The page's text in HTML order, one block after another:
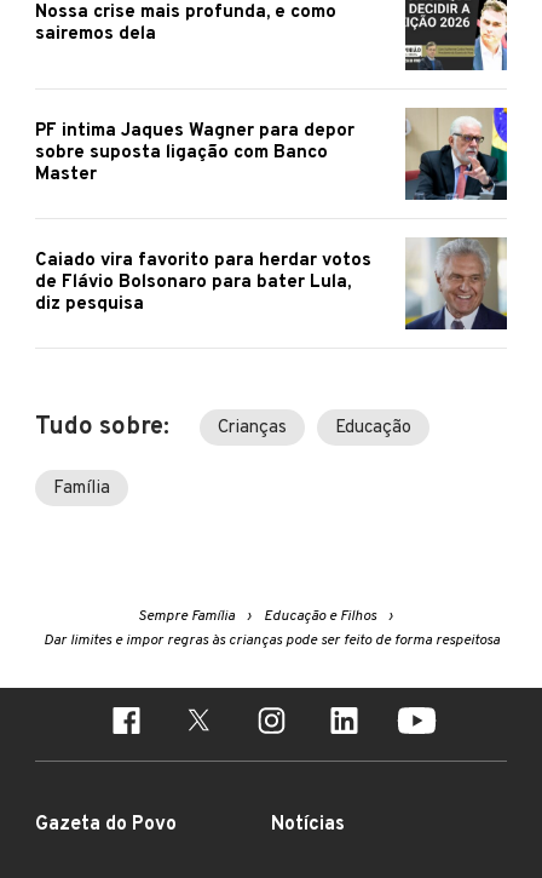
Nossa crise mais profunda, e como
sairemos dela
PF intima Jaques Wagner para depor
sobre suposta ligação com Banco
Master
Caiado vira favorito para herdar votos
de Flávio Bolsonaro para bater Lula,
diz pesquisa
Tudo sobre: Crianças Educação
Família
Sempre Família
Educação e Filhos
Dar limites e impor regras às crianças pode ser feito de forma respeitosa
Gazeta do Povo Notícias